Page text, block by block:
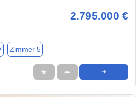
2.795.000 €
Zimmer 5
★ ➦ ➜